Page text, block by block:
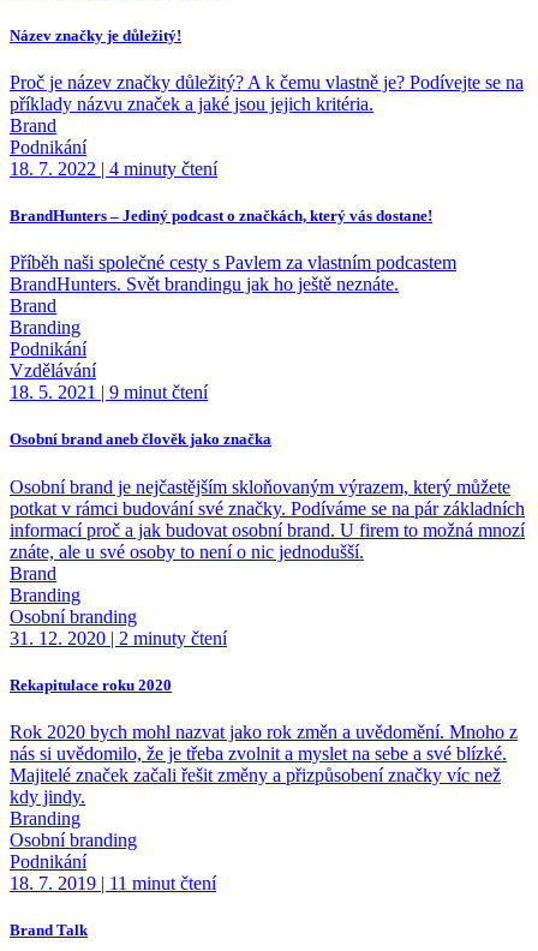
Název značky je důležitý!
Proč je název značky důležitý? A k čemu vlastně je? Podívejte se na
příklady názvu značek a jaké jsou jejich kritéria.
Brand
Podnikání
18. 7. 2022 | 4 minuty čtení
BrandHunters – Jediný podcast o značkách, který vás dostane!
Příběh naši společné cesty s Pavlem za vlastním podcastem
BrandHunters. Svět brandingu jak ho ještě neznáte.
Brand
Branding
Podnikání
Vzdělávání
18. 5. 2021 | 9 minut čtení
Osobní brand aneb člověk jako značka
Osobní brand je nejčastějším skloňovaným výrazem, který můžete
potkat v rámci budování své značky. Podíváme se na pár základních
informací proč a jak budovat osobní brand. U firem to možná mnozí
znáte, ale u své osoby to není o nic jednodušší.
Brand
Branding
Osobní branding
31. 12. 2020 | 2 minuty čtení
Rekapitulace roku 2020
Rok 2020 bych mohl nazvat jako rok změn a uvědomění. Mnoho z
nás si uvědomilo, že je třeba zvolnit a myslet na sebe a své blízké.
Majitelé značek začali řešit změny a přizpůsobení značky víc než
kdy jindy.
Branding
Osobní branding
Podnikání
18. 7. 2019 | 11 minut čtení
Brand Talk